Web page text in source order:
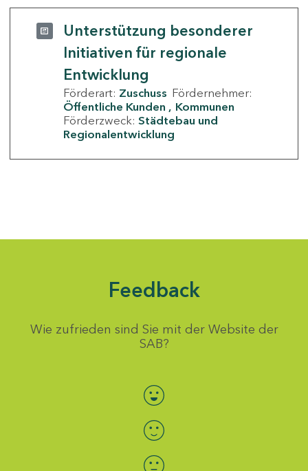
Unterstützung besonderer
Initiativen für regionale
Entwicklung
Förderart: Zuschuss Fördernehmer:
Öffentliche Kunden
Kommunen
Förderzweck: Städtebau und
Regionalentwicklung
Feedback
Wie zufrieden sind Sie mit der Website der
SAB?
Bewertung auswählen